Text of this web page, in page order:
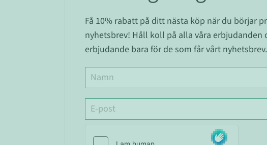
Få 10% rabatt på ditt nästa köp när du börjar
nyhetsbrev! Håll koll på alla våra erbjudanden
erbjudande bara för de som får vårt nyhetsbrev.